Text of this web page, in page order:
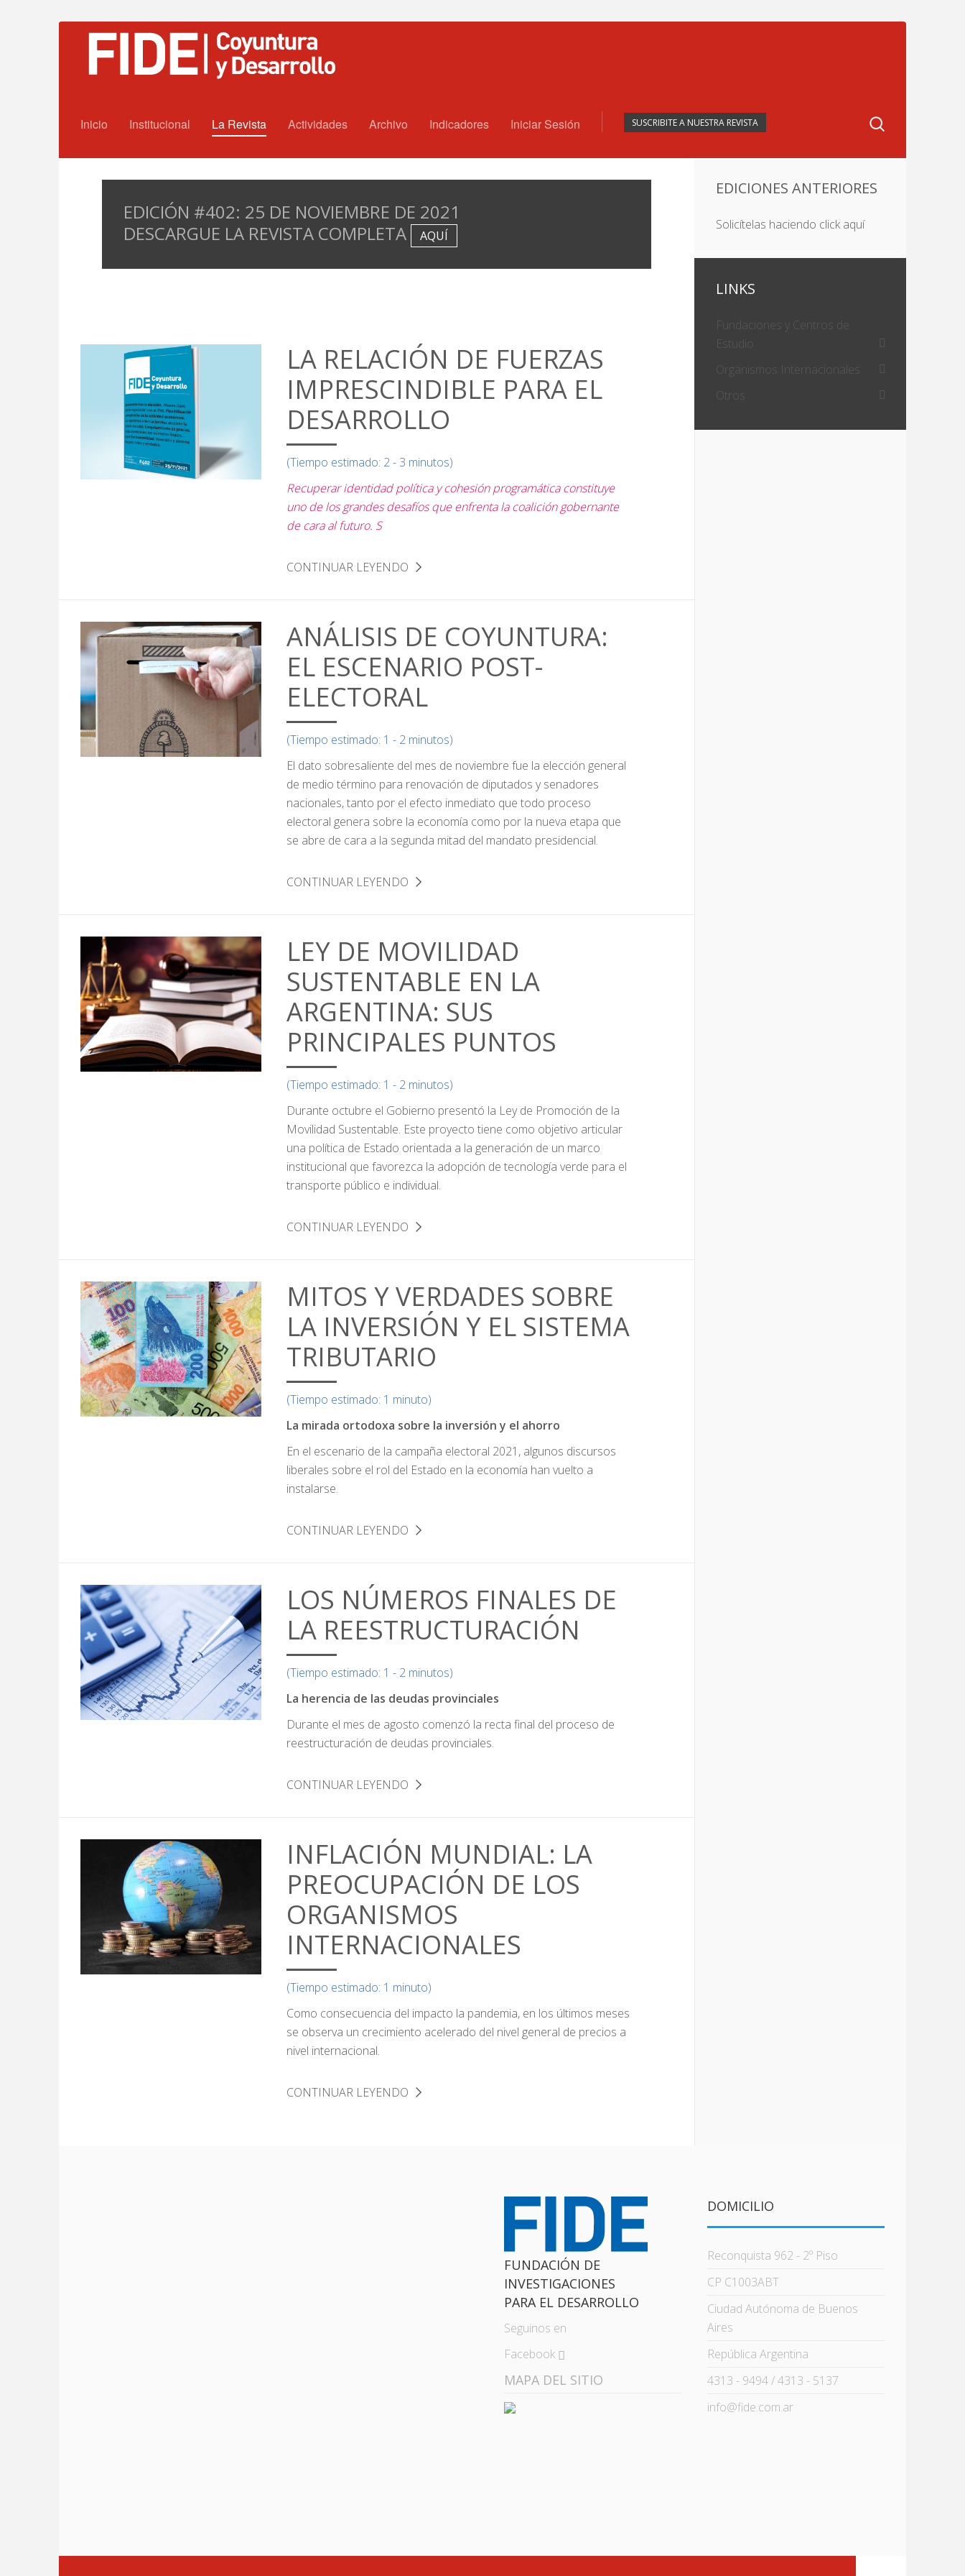
Inicio Institucional La Revista Actividades Archivo Indicadores Iniciar Sesión SUSCRIBITE A NUESTRA REVISTA
EDICIÓN #402: 25 DE NOVIEMBRE DE 2021
DESCARGUE LA REVISTA COMPLETA
AQUÍ
LA RELACIÓN DE FUERZAS
IMPRESCINDIBLE PARA EL
DESARROLLO
(Tiempo estimado: 2 - 3 minutos)
Recuperar identidad política y cohesión programática constituye
uno de los grandes desafíos que enfrenta la coalición gobernante
de cara al futuro. S
CONTINUAR LEYENDO
ANÁLISIS DE COYUNTURA:
EL ESCENARIO POST-
ELECTORAL
(Tiempo estimado: 1 - 2 minutos)
El dato sobresaliente del mes de noviembre fue la elección general
de medio término para renovación de diputados y senadores
nacionales, tanto por el efecto inmediato que todo proceso
electoral genera sobre la economía como por la nueva etapa que
se abre de cara a la segunda mitad del mandato presidencial.
CONTINUAR LEYENDO
LEY DE MOVILIDAD
SUSTENTABLE EN LA
ARGENTINA: SUS
PRINCIPALES PUNTOS
(Tiempo estimado: 1 - 2 minutos)
Durante octubre el Gobierno presentó la Ley de Promoción de la
Movilidad Sustentable. Este proyecto tiene como objetivo articular
una política de Estado orientada a la generación de un marco
institucional que favorezca la adopción de tecnología verde para el
transporte público e individual.
CONTINUAR LEYENDO
MITOS Y VERDADES SOBRE
LA INVERSIÓN Y EL SISTEMA
TRIBUTARIO
(Tiempo estimado: 1 minuto)
La mirada ortodoxa sobre la inversión y el ahorro
En el escenario de la campaña electoral 2021, algunos discursos
liberales sobre el rol del Estado en la economía han vuelto a
instalarse.
CONTINUAR LEYENDO
LOS NÚMEROS FINALES DE
LA REESTRUCTURACIÓN
(Tiempo estimado: 1 - 2 minutos)
La herencia de las deudas provinciales
Durante el mes de agosto comenzó la recta final del proceso de
reestructuración de deudas provinciales.
CONTINUAR LEYENDO
INFLACIÓN MUNDIAL: LA
PREOCUPACIÓN DE LOS
ORGANISMOS
INTERNACIONALES
(Tiempo estimado: 1 minuto)
Como consecuencia del impacto la pandemia, en los últimos meses
se observa un crecimiento acelerado del nivel general de precios a
nivel internacional.
CONTINUAR LEYENDO
EDICIONES ANTERIORES
Solicítelas haciendo click aquí
LINKS
Fundaciones y Centros de
Estudio
Organismos Internacionales
Otros
FUNDACIÓN DE
INVESTIGACIONES
PARA EL DESARROLLO
Seguinos en
Facebook
MAPA DEL SITIO
DOMICILIO
Reconquista 962 - 2º Piso
CP C1003ABT
Ciudad Autónoma de Buenos
Aires
República Argentina
4313 - 9494 / 4313 - 5137
info@fide.com.ar